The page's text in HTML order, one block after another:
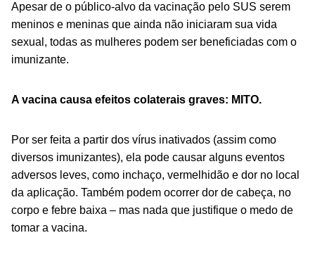
Apesar de o público-alvo da vacinação pelo SUS serem
meninos e meninas que ainda não iniciaram sua vida
sexual, todas as mulheres podem ser beneficiadas com o
imunizante.
A vacina causa efeitos colaterais graves: MITO.
Por ser feita a partir dos vírus inativados (assim como
diversos imunizantes), ela pode causar alguns eventos
adversos leves, como inchaço, vermelhidão e dor no local
da aplicação. Também podem ocorrer dor de cabeça, no
corpo e febre baixa – mas nada que justifique o medo de
tomar a vacina.